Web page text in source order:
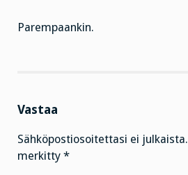
Parempaankin.
Vastaa
Sähköpostiosoitettasi ei julkaista.
merkitty *